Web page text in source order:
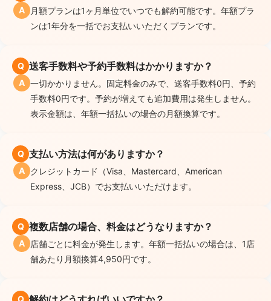
A
月額プランは1ヶ月単位でいつでも解約可能です。年額プラ
ンは1年分を一括でお支払いいただくプランです。
Q 送客手数料や予約手数料はかかりますか？
A 一切かかりません。固定料金のみで、送客手数料0円、予約
手数料0円です。予約が増えても追加費用は発生しません。
表示金額は、年額一括払いの場合の月額換算です。
Q 支払い方法は何がありますか？
A クレジットカード（Visa、Mastercard、American
Express、JCB）でお支払いいただけます。
Q 複数店舗の場合、料金はどうなりますか？
A
店舗ごとに料金が発生します。年額一括払いの場合は、1店
舗あたり月額換算4,950円です。
Q